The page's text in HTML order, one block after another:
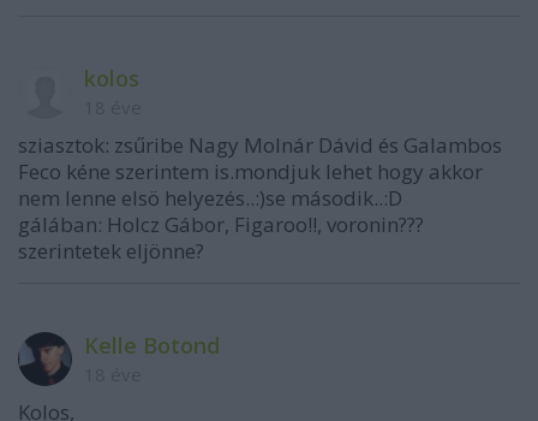
kolos
sziasztok: zsűribe Nagy Molnár Dávid és Galambos
Feco kéne szerintem is.mondjuk lehet hogy akkor
nem lenne elsö helyezés..:)se második..:D
gálában: Holcz Gábor, Figaroo!!, voronin???
szerintetek eljönne?
Kelle Botond
Kolos,